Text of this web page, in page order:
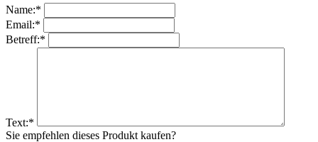
Name:*
Email:*
Betreff:*
Text:*
Sie empfehlen dieses Produkt kaufen?